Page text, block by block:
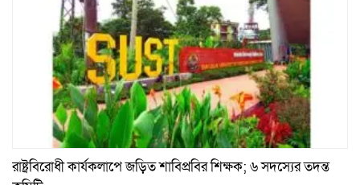
রাষ্ট্রবিরোধী কার্যকলাপে জড়িত শাবিপ্রবির শিক্ষক; ৬ সদস্যের তদন্ত